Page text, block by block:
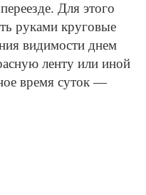
Для этого
руками круговые
видимости днем
ленту или иной
время суток —